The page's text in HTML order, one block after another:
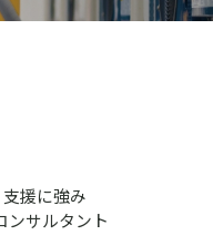
援に強み
ンサルタント